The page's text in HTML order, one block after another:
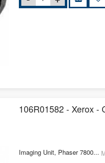
106R01582 - Xerox -
Imaging Unit, Phaser 7800...